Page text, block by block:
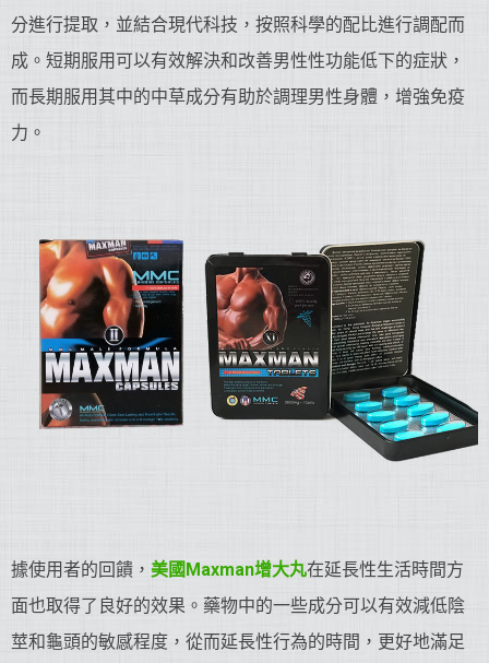
分進行提取，並結合現代科技，按照科學的配比進行調配而
成。短期服用可以有效解決和改善男性性功能低下的症狀，
而長期服用其中的中草成分有助於調理男性身體，增強免疫
力。
據使用者的回饋， 美國Maxman增大丸在延長性生活時間方
面也取得了良好的效果。藥物中的一些成分可以有效減低陰
莖和龜頭的敏感程度，從而延長性行為的時間，更好地滿足